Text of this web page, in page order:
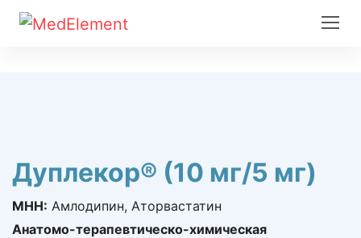
Дуплекор® (10 мг/5 мг)
МНН: Амлодипин, Аторвастатин
Анатомо-терапевтическо-химическая